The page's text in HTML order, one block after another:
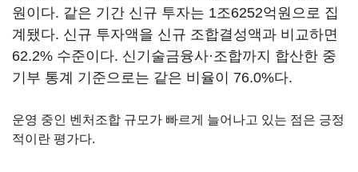
원이다. 같은 기간 신규 투자는 1조6252억원으로 집
계됐다. 신규 투자액을 신규 조합결성액과 비교하면
62.2% 수준이다. 신기술금융사·조합까지 합산한 중
기부 통계 기준으로는 같은 비율이 76.0%다.
운영 중인 벤처조합 규모가 빠르게 늘어나고 있는 점은 긍정
적이란 평가다.